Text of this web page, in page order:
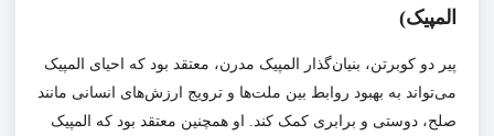
المپیک)
پیر دو کوبرتن، بنیان‌گذار المپیک مدرن، معتقد بود که احیای المپیک
می‌تواند به بهبود روابط بین ملت‌ها و ترویج ارزش‌های انسانی مانند
صلح، دوستی و برابری کمک کند. او همچنین معتقد بود که المپیک